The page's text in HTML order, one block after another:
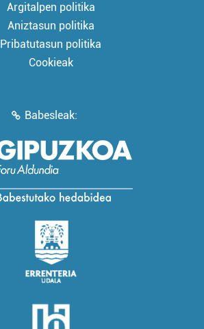
Argitalpen politika
Aniztasun politika
Pribatutasun politika
Cookieak
Babesleak: